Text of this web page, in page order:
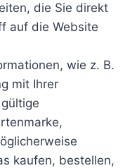
die Sie direkt
auf die Website
wie z. B.
mit Ihrer
kaufen, bestellen,